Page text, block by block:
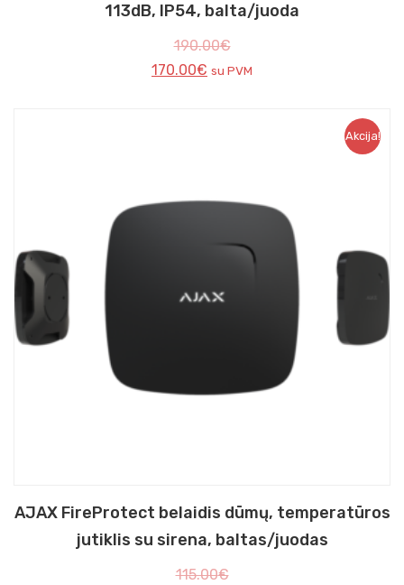
113dB, IP54, balta/juoda
190.00€
170.00€ su PVM
Akcija!
AJAX FireProtect belaidis dūmų, temperatūros
jutiklis su sirena, baltas/juodas
115.00€